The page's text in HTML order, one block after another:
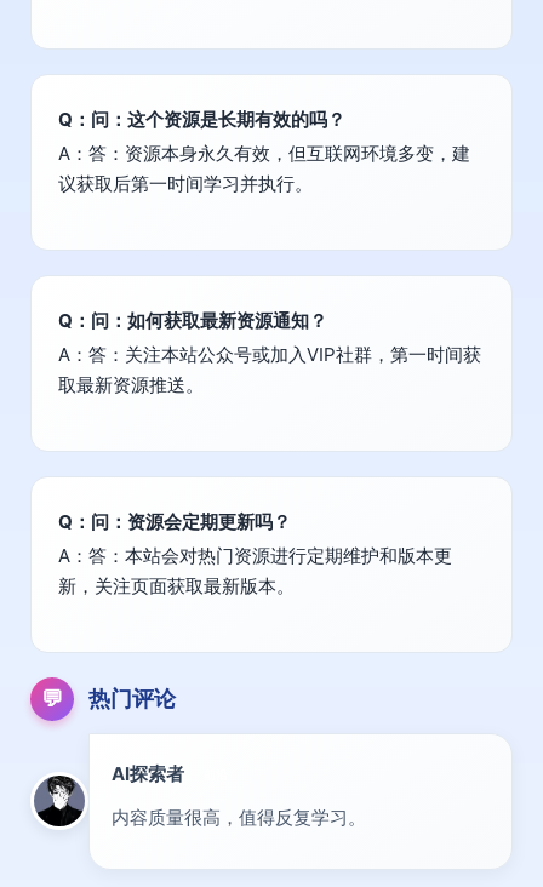
Q：问：这个资源是长期有效的吗？
A：答：资源本身永久有效，但互联网环境多变，建
议获取后第一时间学习并执行。
Q：问：如何获取最新资源通知？
A：答：关注本站公众号或加入VIP社群，第一时间获
取最新资源推送。
Q：问：资源会定期更新吗？
A：答：本站会对热门资源进行定期维护和版本更
新，关注页面获取最新版本。
💬 热门评论
AI探索者
内容质量很高，值得反复学习。